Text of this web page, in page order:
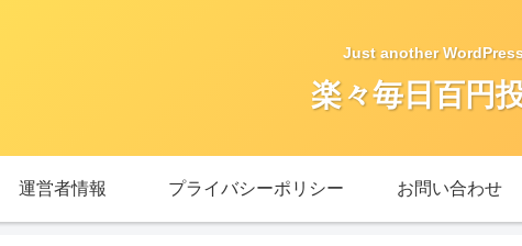
Just another
楽々毎日百円
運営者情報 プライバシーポリシー お問い合わせ